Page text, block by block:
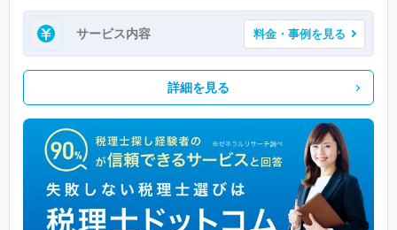
サービス内容 料金・事例を見る
詳細を見る